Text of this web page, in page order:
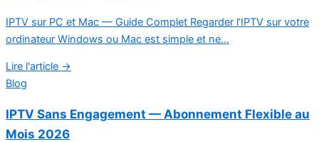
IPTV sur PC et Mac — Guide Complet Regarder l’IPTV sur votre
ordinateur Windows ou Mac est simple et ne...
Lire l'article →
Blog
IPTV Sans Engagement — Abonnement Flexible au
Mois 2026